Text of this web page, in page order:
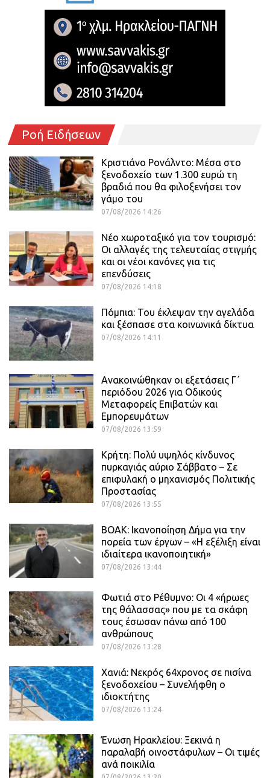
Ροή Ειδήσεων
Κριστιάνο Ρονάλντο: Μέσα στο
ξενοδοχείο των 1.300 ευρώ τη
βραδιά που θα φιλοξενήσει τον
γάμο του
07/08/2026 14:26
Νέο χωροταξικό για τον τουρισμό:
Οι αλλαγές της τελευταίας στιγμής
και οι νέοι κανόνες για τις
επενδύσεις
07/08/2026 14:18
Πόμπια: Του έκλεψαν την αγελάδα
και ξέσπασε στα κοινωνικά δίκτυα
07/08/2026 14:11
Ανακοινώθηκαν οι εξετάσεις Γ΄
περιόδου 2026 για Οδικούς
Μεταφορείς Επιβατών και
Εμπορευμάτων
07/08/2026 13:59
Κρήτη: Πολύ υψηλός κίνδυνος
πυρκαγιάς αύριο Σάββατο – Σε
επιφυλακή ο μηχανισμός Πολιτικής
Προστασίας
07/08/2026 13:55
ΒΟΑΚ: Ικανοποίηση Δήμα για την
πορεία των έργων – «Η εξέλιξη είναι
ιδιαίτερα ικανοποιητική»
07/08/2026 13:44
Φωτιά στο Ρέθυμνο: Οι 4 «ήρωες
της θάλασσας» που με τα σκάφη
τους έσωσαν πάνω από 100
ανθρώπους
07/08/2026 13:28
Χανιά: Νεκρός 64χρονος σε πισίνα
ξενοδοχείου – Συνελήφθη ο
ιδιοκτήτης
07/08/2026 13:24
Ένωση Ηρακλείου: Ξεκινά η
παραλαβή οινοστάφυλων – Οι τιμές
ανά ποικιλία